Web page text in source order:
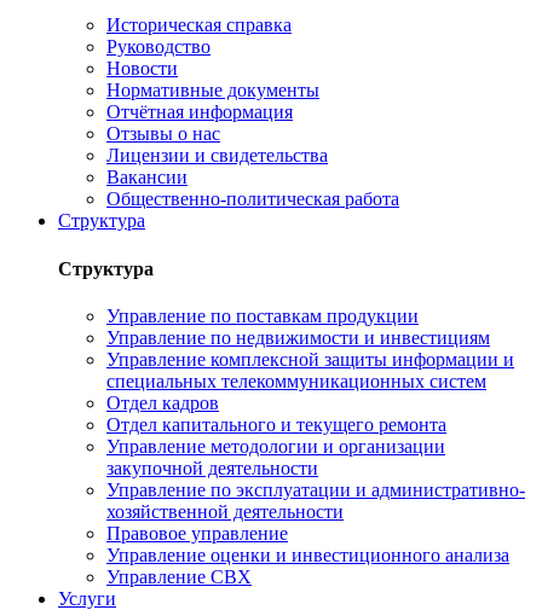
Историческая справка
Руководство
Новости
Нормативные документы
Отчётная информация
Отзывы о нас
Лицензии и свидетельства
Вакансии
Общественно-политическая работа
Структура
Структура
Управление по поставкам продукции
Управление по недвижимости и инвестициям
Управление комплексной защиты информации и
специальных телекоммуникационных систем
Отдел кадров
Отдел капитального и текущего ремонта
Управление методологии и организации
закупочной деятельности
Управление по эксплуатации и административно-
хозяйственной деятельности
Правовое управление
Управление оценки и инвестиционного анализа
Управление СВХ
Услуги